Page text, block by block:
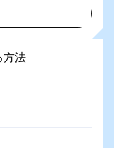
法